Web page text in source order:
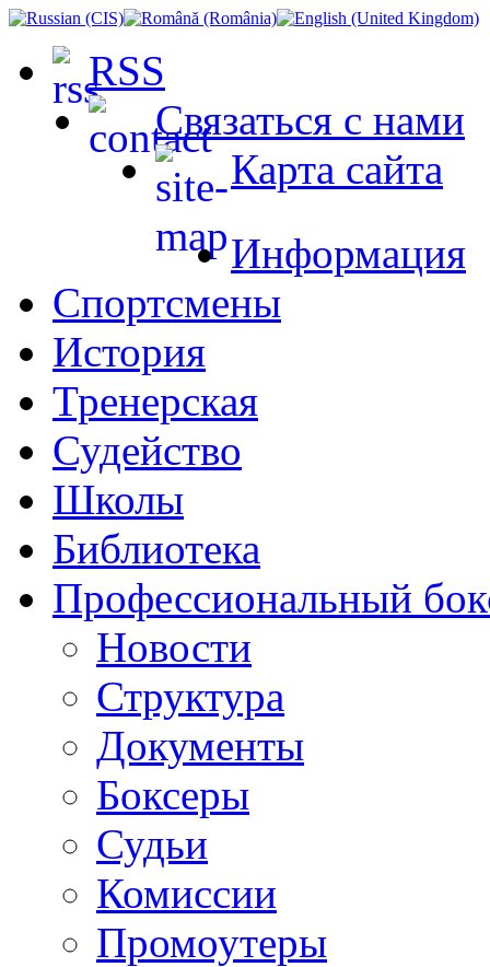
RSS
Связаться с нами
Карта сайта
Информация
Спортсмены
История
Тренерская
Судейство
Школы
Библиотека
Профессиональный
Новости
Структура
Документы
Боксеры
Судьи
Комиссии
Промоутеры